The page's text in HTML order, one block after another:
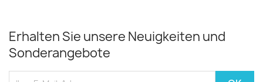
Erhalten Sie unsere Neuigkeiten und
Sonderangebote